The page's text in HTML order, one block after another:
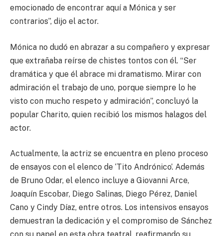
emocionado de encontrar aquí a Mónica y ser
contrarios”, dijo el actor.
Mónica no dudó en abrazar a su compañero y expresar
que extrañaba reírse de chistes tontos con él. “Ser
dramática y que él abrace mi dramatismo. Mirar con
admiración el trabajo de uno, porque siempre lo he
visto con mucho respeto y admiración”, concluyó la
popular Charito, quien recibió los mismos halagos del
actor.
Actualmente, la actriz se encuentra en pleno proceso
de ensayos con el elenco de ‘Tito Andrónico’. Además
de Bruno Odar, el elenco incluye a Giovanni Arce,
Joaquín Escobar, Diego Salinas, Diego Pérez, Daniel
Cano y Cindy Díaz, entre otros. Los intensivos ensayos
demuestran la dedicación y el compromiso de Sánchez